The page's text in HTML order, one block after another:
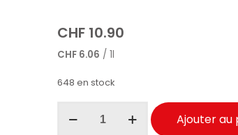
CHF 10.90
CHF 6.06 / 1l
648 en stock
Ajouter au